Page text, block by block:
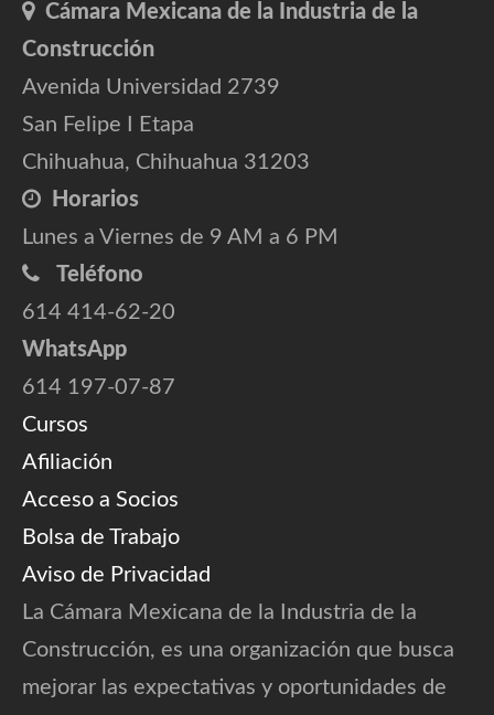
Cámara Mexicana de la Industria de la
Construcción
Avenida Universidad 2739
San Felipe I Etapa
Chihuahua, Chihuahua 31203
Horarios
Lunes a Viernes de 9 AM a 6 PM
Teléfono
614 414-62-20
WhatsApp
614 197-07-87
Cursos
Afiliación
Acceso a Socios
Bolsa de Trabajo
Aviso de Privacidad
La Cámara Mexicana de la Industria de la
Construcción, es una organización que busca
mejorar las expectativas y oportunidades de